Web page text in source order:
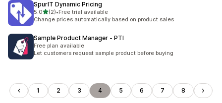
SpurIT Dynamic Pricing
5.0별 5개 중
(2)
총 리뷰 2개
•Free trial available
Change prices automatically based on product sales
Sample Product Manager ‑ PTI
Free plan available
Let customers request sample product before buying
1 2 3 4 5 6 7 8